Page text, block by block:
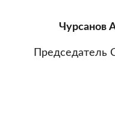
Чурсанов
Председатель